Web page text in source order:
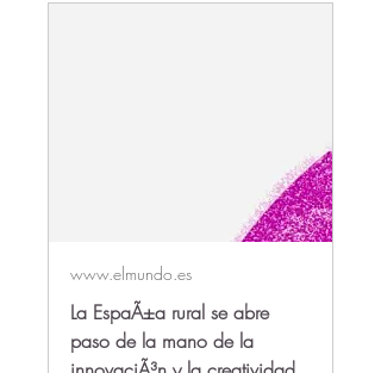
www.elmundo.es
La EspaÃ±a rural se abre
paso de la mano de la